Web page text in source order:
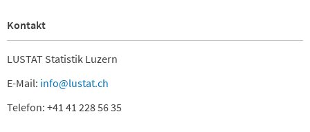
Kontakt
LUSTAT Statistik Luzern
E-Mail: info@lustat.ch
Telefon: +41 41 228 56 35